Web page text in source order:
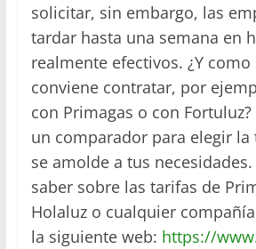
solicitar, sin embargo, las
tardar hasta una semana en
realmente efectivos. ¿Y
conviene contratar, por
con Primagas o con
un comparador para elegir la
se amolde a tus
saber sobre las tarifas de
Holaluz o cualquier
la siguiente web: https://